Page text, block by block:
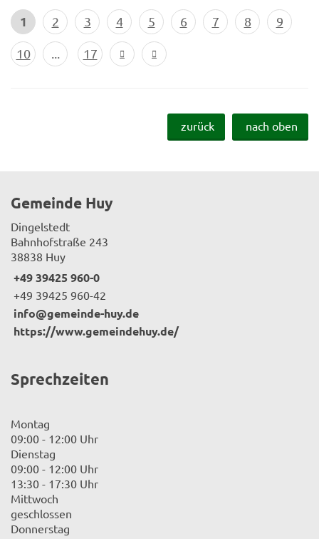
1 2 3 4 5 6 7 8 9
10 17
zurück nach oben
Gemeinde Huy
Dingelstedt
Bahnhofstraße 243
38838 Huy
+49 39425 960-0
+49 39425 960-42
info@gemeinde-huy.de
https://www.gemeindehuy.de/
Sprechzeiten
Montag
09:00 - 12:00 Uhr
Dienstag
09:00 - 12:00 Uhr
13:30 - 17:30 Uhr
Mittwoch
geschlossen
Donnerstag